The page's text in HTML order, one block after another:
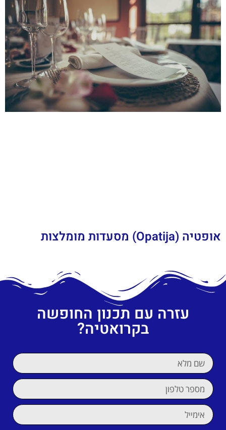
אופטיה (Opatija) מסעדות מומלצות
עזרה עם תכנון החופשה
בקרואטיה?